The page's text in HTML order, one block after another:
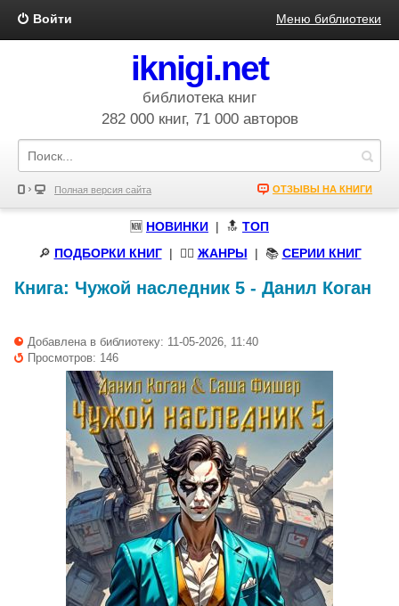
Войти Меню библиотеки
iknigi.net
библиотека книг
282 000 книг, 71 000 авторов
Полная версия сайта ОТЗЫВЫ НА КНИГИ
🆕 НОВИНКИ | 🔝 ТОП
🔎 ПОДБОРКИ КНИГ| 🧝‍♀️ ЖАНРЫ | 📚 СЕРИИ КНИГ
Книга: Чужой наследник 5 - Данил Коган
Добавлена в библиотеку: 11-05-2026, 11:40
Просмотров: 146